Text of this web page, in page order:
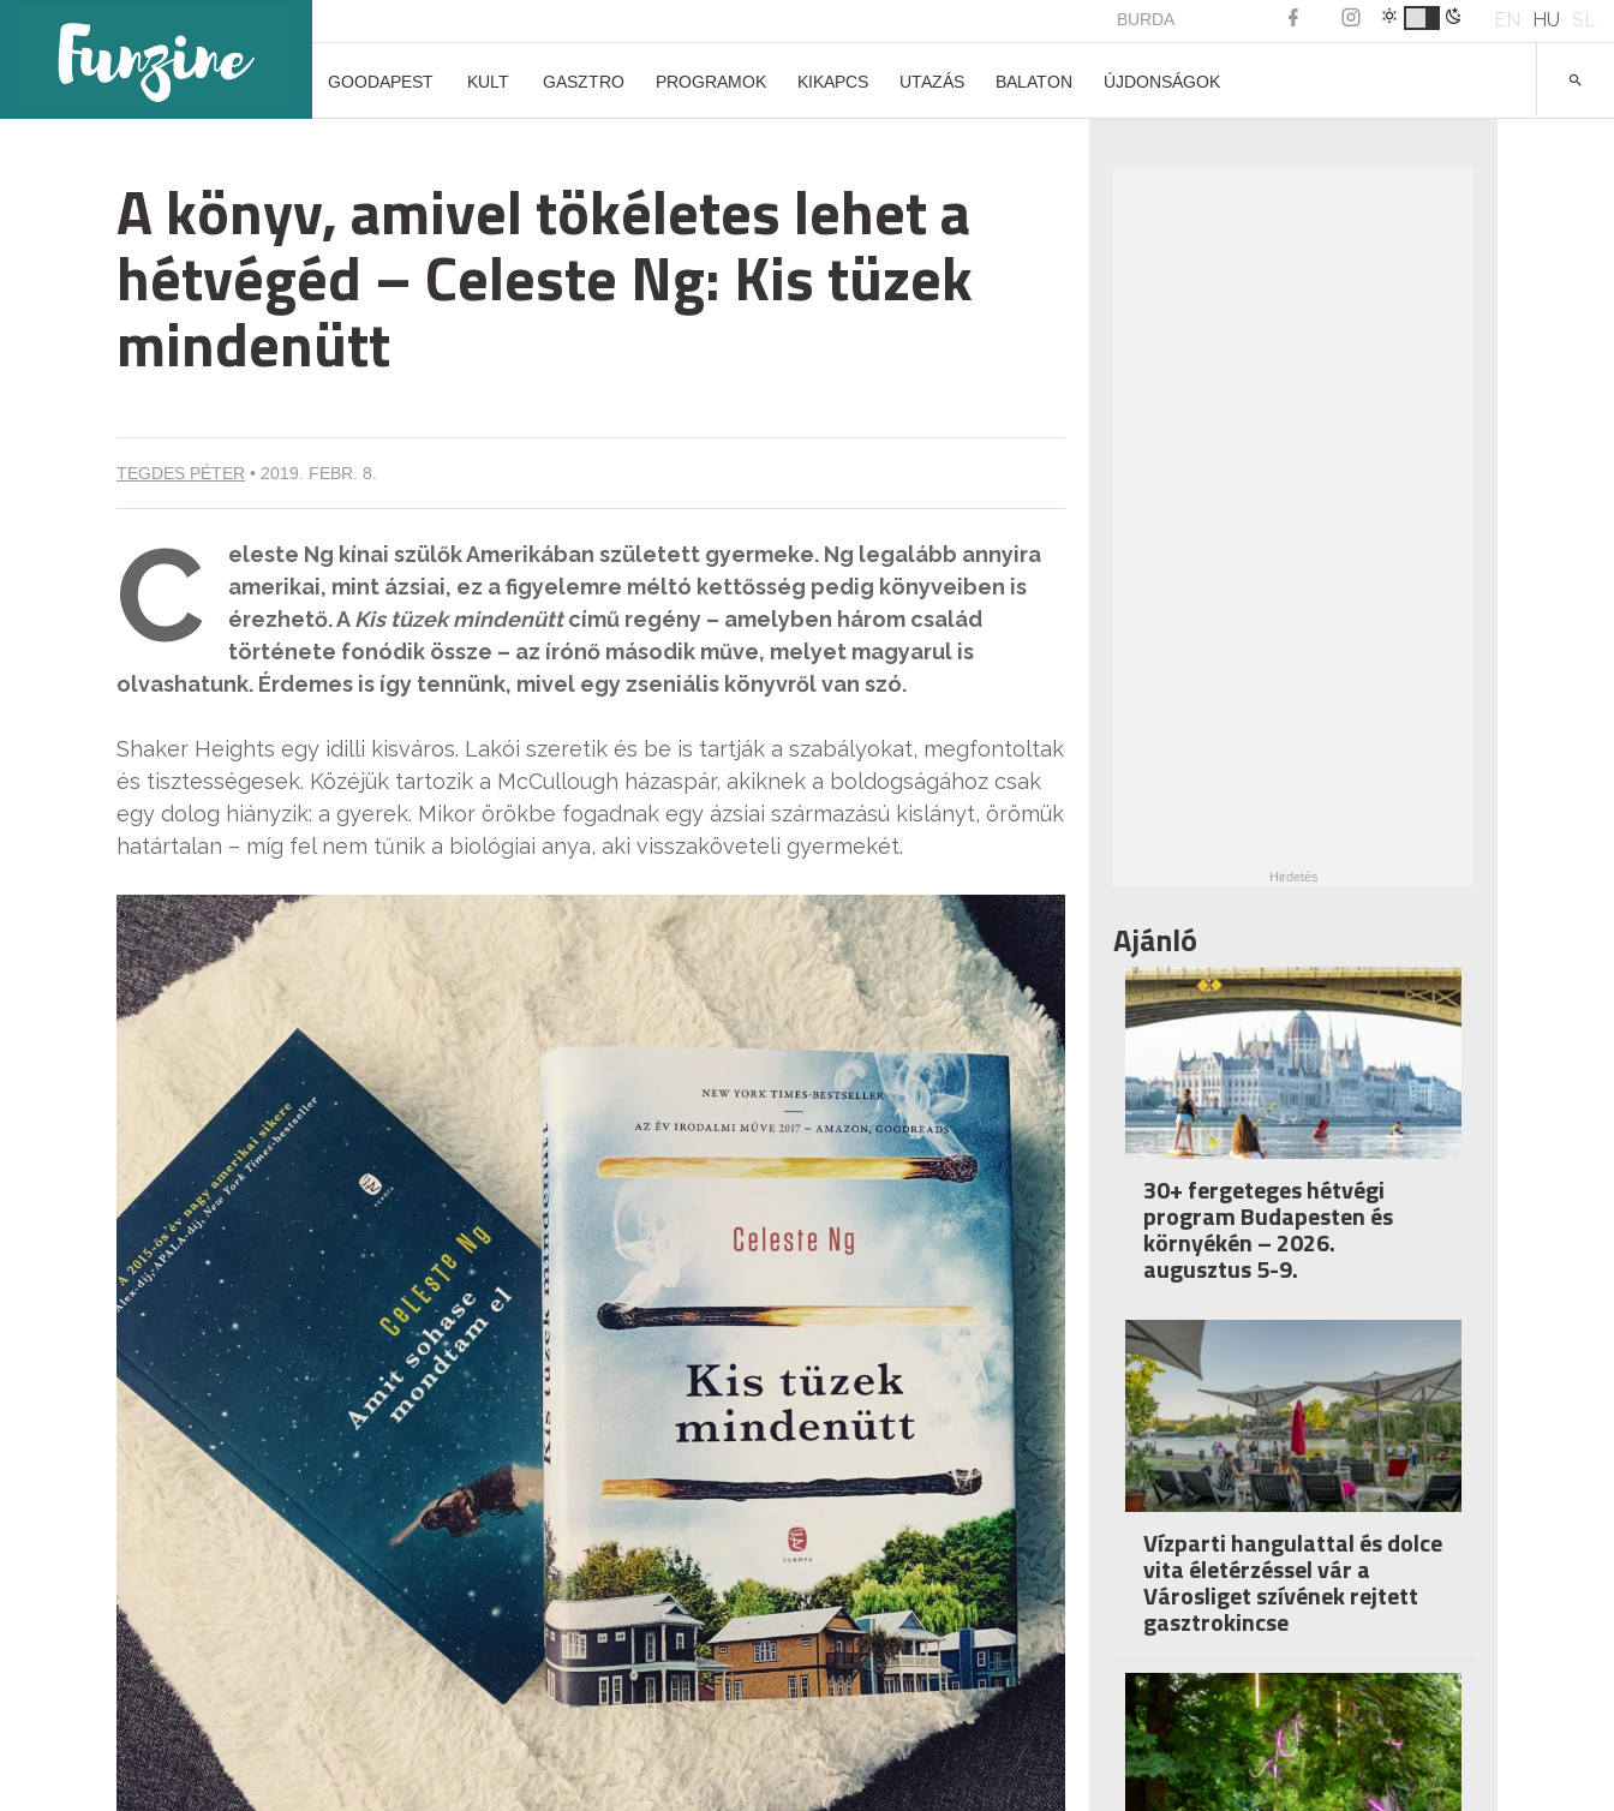
BURDA EN HU SL
GOODAPEST KULT GASZTRO PROGRAMOK KIKAPCS UTAZÁS BALATON ÚJDONSÁGOK
A könyv, amivel tökéletes lehet a
hétvégéd – Celeste Ng: Kis tüzek
mindenütt
TEGDES PÉTER • 2019. FEBR. 8.
C
eleste Ng kínai szülők Amerikában született gyermeke. Ng legalább annyira
amerikai, mint ázsiai, ez a figyelemre méltó kettősség pedig könyveiben is
érezhető. AKis tüzek mindenüttcímű regény – amelyben három család
története fonódik össze – az írónő második műve, melyet magyarul is
olvashatunk. Érdemes is így tennünk, mivel egy zseniális könyvről van szó.
Shaker Heights egy idilli kisváros. Lakói szeretik és be is tartják a szabályokat, megfontoltak
és tisztességesek. Közéjük tartozik a McCullough házaspár, akiknek a boldogságához csak
egy dolog hiányzik: a gyerek. Mikor örökbe fogadnak egy ázsiai származású kislányt, örömük
határtalan – míg fel nem tűnik a biológiai anya, aki visszaköveteli gyermekét.
Ajánló
30+ fergeteges hétvégi
program Budapesten és
környékén – 2026.
augusztus 5-9.
Vízparti hangulattal és dolce
vita életérzéssel vár a
Városliget szívének rejtett
gasztrokincse